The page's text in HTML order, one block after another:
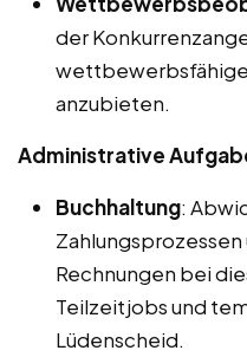
der
wettbewerbsfähige
anzubieten.
Administrative
Buchhaltung:
Rechnungen bei
Teilzeitjobs und
Lüdenscheid.